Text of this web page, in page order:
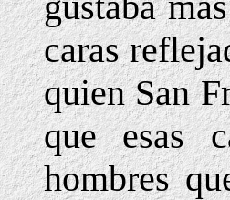
caras
quien San
que esas
hombres